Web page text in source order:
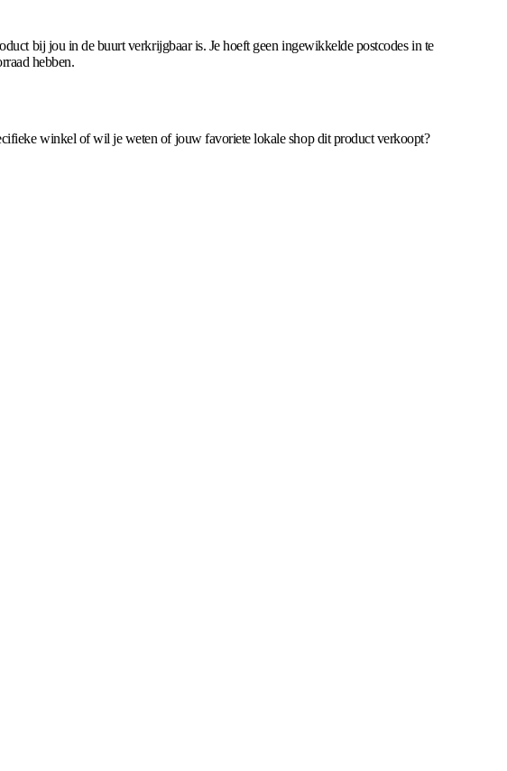
bij jou in de buurt verkrijgbaar is. Je hoeft geen ingewikkelde postcodes in te
hebben.
winkel of wil je weten of jouw favoriete lokale shop dit product verkoopt?